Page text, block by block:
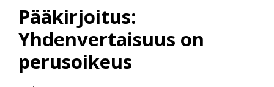
Pääkirjoitus:
Yhdenvertaisuus on
perusoikeus